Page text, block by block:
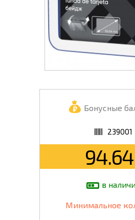
Бонусные
239001
94.64
в
Минимальное